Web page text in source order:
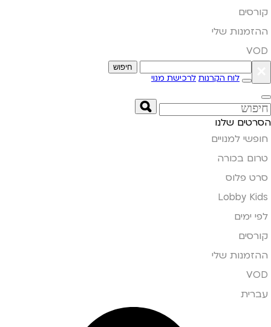
קורסים
ההזמנות שלי
VOD
חיפוש
לוח הקרנות לרכישת מנוי
הסרטים שלנו
חופשי למנויים
טרום בכורה
סרט פלוס
Lobby Kids
לפי ימים
קורסים
ההזמנות שלי
VOD
עברית